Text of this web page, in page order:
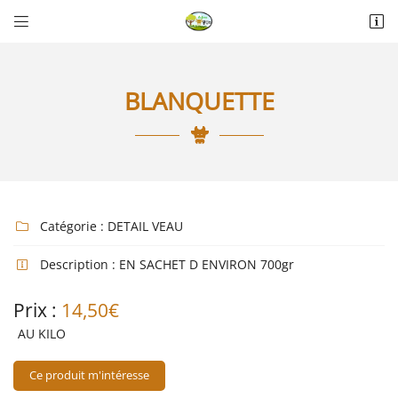
 
La Thérèsière
 Adresse email de réception
Recopier le code ci-contre
Rafraîchir le captcha
BLANQUETTE
 Catégorie : DETAIL VEAU
 Description : EN SACHET D ENVIRON 700gr
Prix : 14,50€
AU KILO
Ce produit m'intéresse